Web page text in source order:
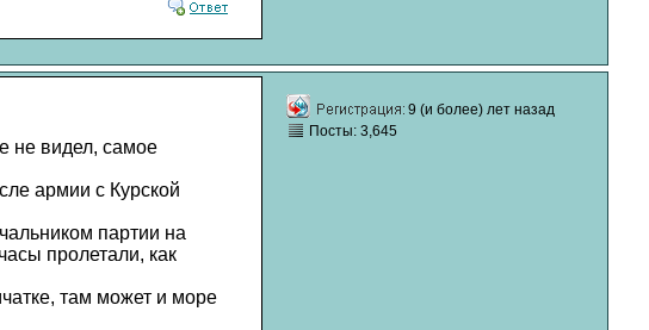
не видел, самое
армии с Курской
партии на
пролетали, как
там может и море
9 (и более) лет назад
Посты: 3,645